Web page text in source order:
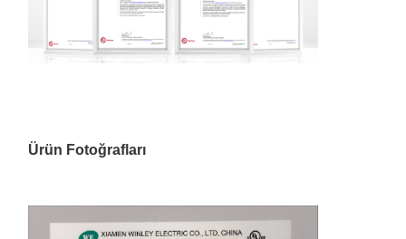
Ürün Fotoğrafları